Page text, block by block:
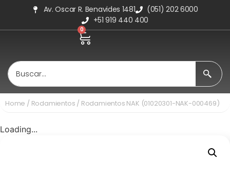
Av. Oscar R. Benavides 1481
(051) 202 6000
+51 919 440 400
0
Home / Rodamientos / Rodamientos NAK (01020301-NAK-000469)
Loading...